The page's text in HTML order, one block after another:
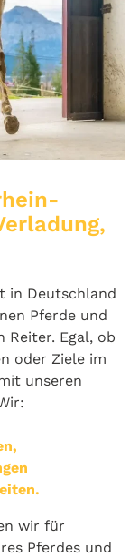
in Deutschland
Pferde und
Reiter. Egal, ob
oder Ziele im
unseren
wir für
Pferdes und